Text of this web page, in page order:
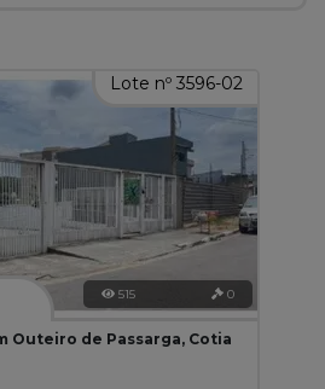
Lote nº 3596-02
515 0
Outeiro de Passarga, Cotia